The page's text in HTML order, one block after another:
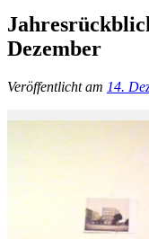
Dezember
Veröffentlicht am 14.